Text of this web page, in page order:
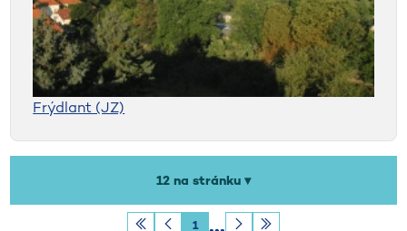
Frýdlant (JZ)
12 na stránku ▾
1